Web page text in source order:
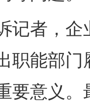
者，企
职能部
要意义